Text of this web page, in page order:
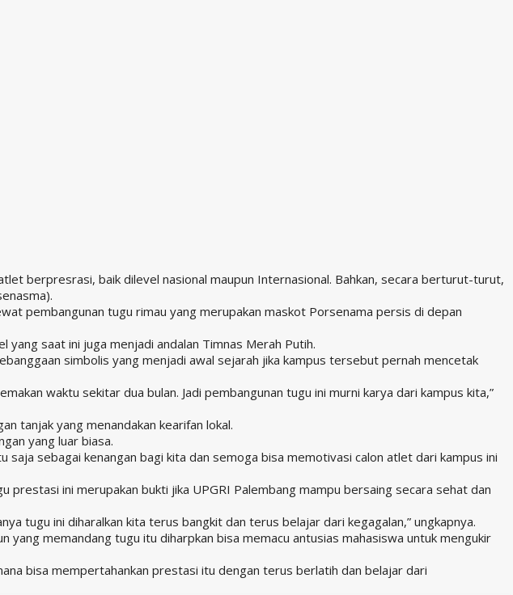
berpresrasi, baik dilevel nasional maupun Internasional. Bahkan, secara berturut-turut,
pembangunan tugu rimau yang merupakan maskot Porsenama persis di depan
saat ini juga menjadi andalan Timnas Merah Putih.
simbolis yang menjadi awal sejarah jika kampus tersebut pernah mencetak
waktu sekitar dua bulan. Jadi pembangunan tugu ini murni karya dari kampus kita,”
tanjak yang menandakan kearifan lokal.
yang luar biasa.
sebagai kenangan bagi kita dan semoga bisa memotivasi calon atlet dari kampus ini
prestasi ini merupakan bukti jika UPGRI Palembang mampu bersaing secara sehat dan
tugu ini diharalkan kita terus bangkit dan terus belajar dari kegagalan,” ungkapnya.
yang memandang tugu itu diharpkan bisa memacu antusias mahasiswa untuk mengukir
bisa mempertahankan prestasi itu dengan terus berlatih dan belajar dari